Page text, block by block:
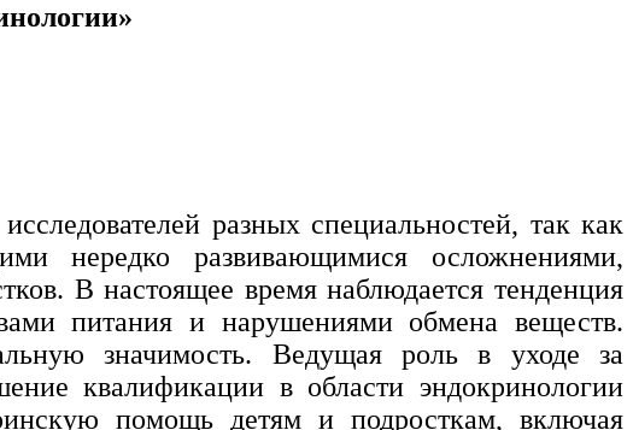
»
разных специальностей, так как
нередко развивающимися осложнениями,
В настоящее время наблюдается тенденция
питания и нарушениями обмена веществ.
значимость. Ведущая роль в уходе за
квалификации в области эндокринологии
помощь детям и подросткам, включая